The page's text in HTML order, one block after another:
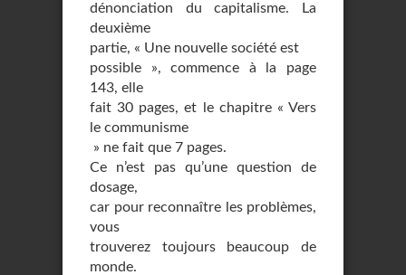
dénonciation du capitalisme. La
deuxième
partie, « Une nouvelle société est
possible », commence à la page
143, elle
fait 30 pages, et le chapitre « Vers
le communisme
» ne fait que 7 pages.
Ce n’est pas qu’une question de
dosage,
car pour reconnaître les problèmes,
vous
trouverez toujours beaucoup de
monde.